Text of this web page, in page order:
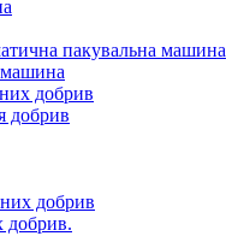
пакувальна машина
машина
добрив
добрив
добрив
добрив.